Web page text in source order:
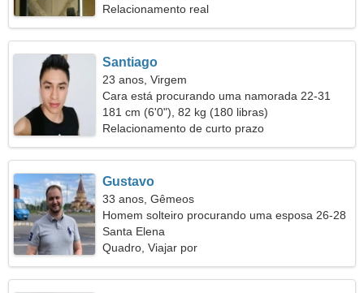
Relacionamento real
Santiago
23 anos, Virgem
Cara está procurando uma namorada 22-31
181 cm (6'0"), 82 kg (180 libras)
Relacionamento de curto prazo
Gustavo
33 anos, Gêmeos
Homem solteiro procurando uma esposa 26-28
Santa Elena
Quadro, Viajar por